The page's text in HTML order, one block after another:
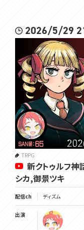
2026/5/29
TRPG
新クトゥルフ神
シカ,御景ツキ
配信ch ディズム
出演